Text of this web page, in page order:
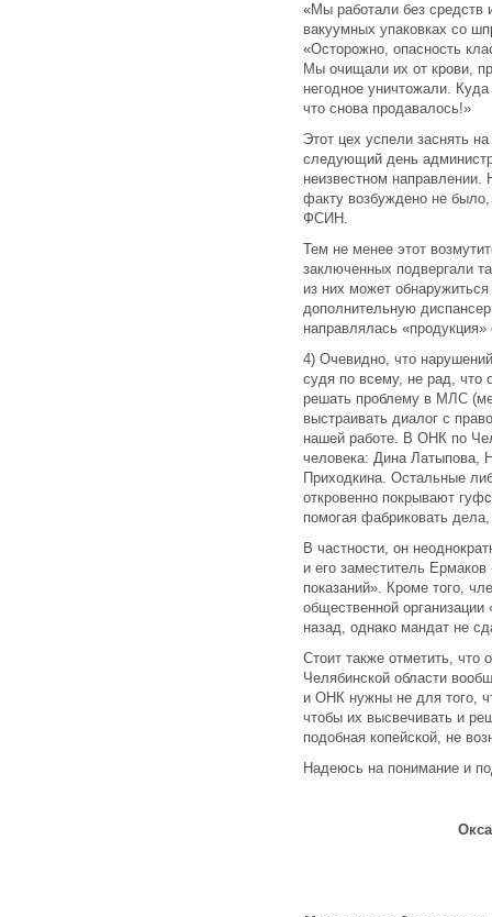
«Мы работали без средств
вакуумных упаковках со
«Осторожно, опасность
Мы очищали их от крови,
негодное уничтожали.
что снова продавалось!»
Этот цех успели заснять
следующий день
неизвестном направлении.
факту возбуждено не
ФСИН.
Тем не менее этот
заключенных подвергали
из них может
дополнительную
направлялась
4) Очевидно, что
судя по всему, не рад, что
решать проблему в МЛС
выстраивать диалог с
нашей работе. В ОНК по
человека: Дина Латыпова,
Приходкина. Остальные
откровенно покрывают
помогая фабриковать
В частности, он
и его заместитель
показаний». Кроме того,
общественной
назад, однако мандат не
Стоит также отметить,
Челябинской области
и ОНК нужны не для того,
чтобы их высвечивать и
подобная копейской, не
Надеюсь на понимание и